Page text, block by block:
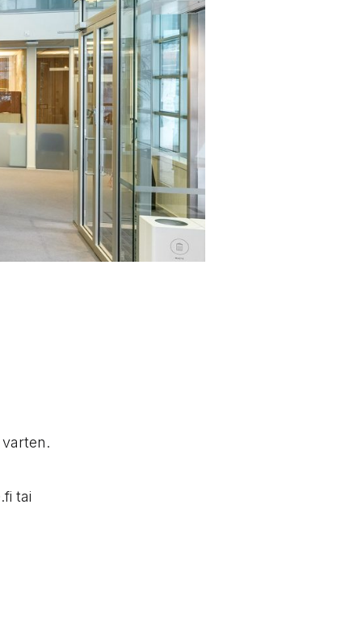
tai